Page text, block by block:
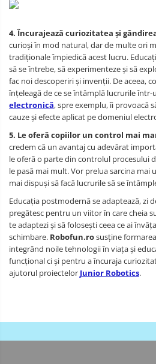
4. Încurajează curiozitatea și
curioși în mod natural, dar de multe ori
tradiționale împiedică acest lucru.
să se întrebe, să experimenteze și să
fac noi descoperiri și invenții. De aceea,
înțeleagă de ce se întâmplă lucrurile
electronică, spre exemplu, îi provoacă
cauze și efecte aplicat pe domeniul
5. Le oferă copiilor un control mai
credem că un avantaj cu adevărat
le oferă o parte din controlul procesului
le pasă mai mult. Vor prelua sarcina mai
mai dispuși să facă lucrurile să se
Educația postmodernă se adaptează, zi
pregătesc pentru un viitor în care cheia
te adaptezi și să folosești ceea ce ai
schimbare. Robofun.rosusține
integrând noile tehnologii în viața și
funcțional ci și pentru a încuraja
ajutorul proiectelor Junior Robotics.